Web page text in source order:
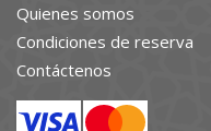
Quienes somos
Condiciones de reserva
Contáctenos